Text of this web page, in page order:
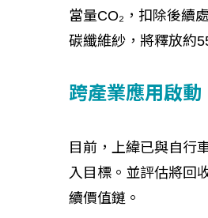
當量CO₂，扣除後續
碳纖維紗，將釋放約
跨產業應用啟
目前，上緯已與自行
入目標。並評估將回
續價值鏈。